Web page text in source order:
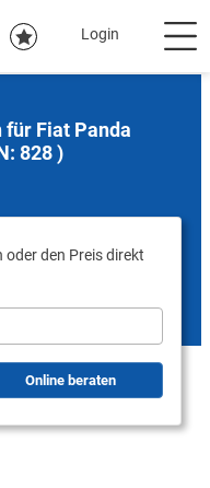
Login
Fiat Panda
828 )
oder den Preis direkt
Online beraten